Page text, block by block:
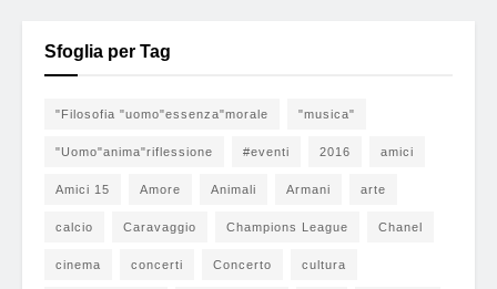
Sfoglia per Tag
"Filosofia "uomo"essenza"morale "musica"
"Uomo"anima"riflessione #eventi 2016 amici
Amici 15 Amore Animali Armani arte
calcio Caravaggio Champions League Chanel
cinema concerti Concerto cultura